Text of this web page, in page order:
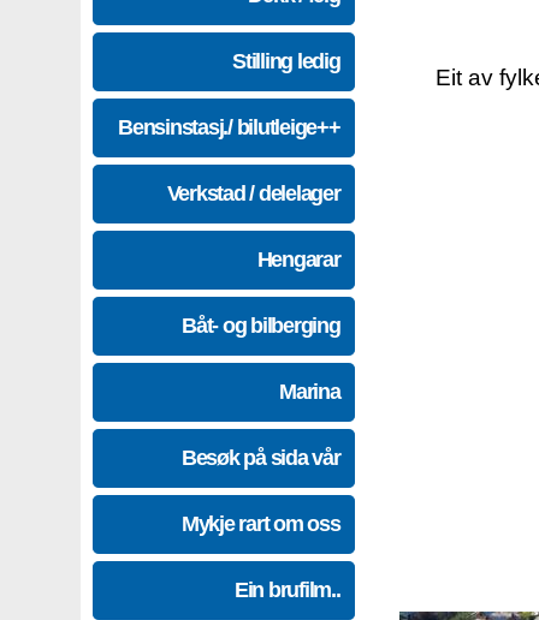
Stilling ledig
Bensinstasj./ bilutleige++
Verkstad / delelager
Hengarar
Båt- og bilberging
Marina
Besøk på sida vår
Mykje rart om oss
Ein brufilm..
Eit av